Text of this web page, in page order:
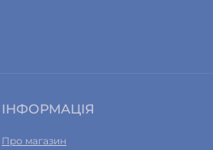
ІНФОРМАЦІЯ
Про магазин